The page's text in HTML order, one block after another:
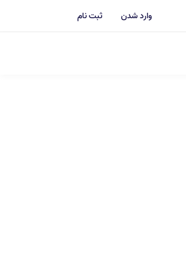
وارد شدن ثبت نام